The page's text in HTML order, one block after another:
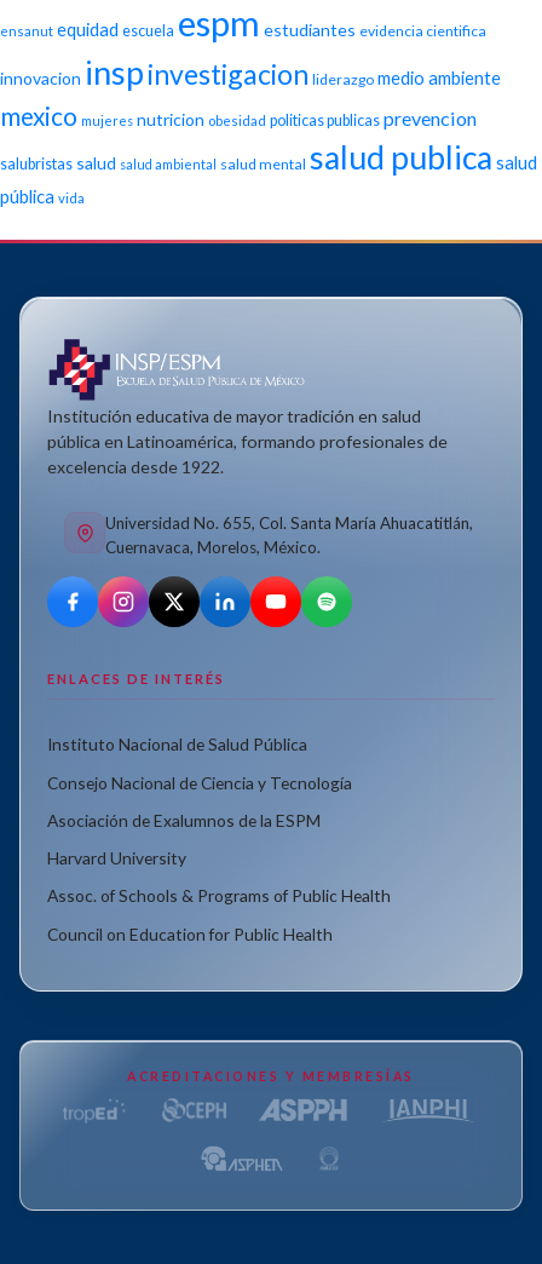
ensanut equidad escuela espm estudiantes evidencia cientifica
innovacion inspinvestigacion liderazgo medio ambiente
mexico mujeres nutricion obesidad politicas publicas prevencion
salubristas salud salud ambiental salud mental salud publica salud
pública vida
Institución educativa de mayor tradición en salud
pública en Latinoamérica, formando profesionales de
excelencia desde 1922.
Universidad No. 655, Col. Santa María Ahuacatitlán,
Cuernavaca, Morelos, México.
ENLACES DE INTERÉS
Instituto Nacional de Salud Pública
Consejo Nacional de Ciencia y Tecnología
Asociación de Exalumnos de la ESPM
Harvard University
Assoc. of Schools & Programs of Public Health
Council on Education for Public Health
ACREDITACIONES Y MEMBRESÍAS